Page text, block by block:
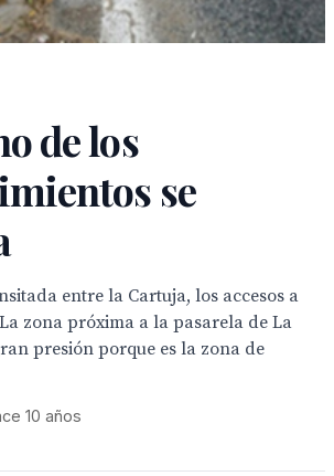
de los
se
entre la Cartuja, los accesos a
zona próxima a la pasarela de La
presión porque es la zona de
10 años